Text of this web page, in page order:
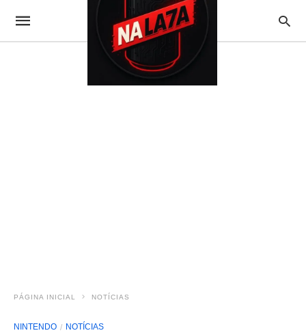
PÁGINA INICIAL NOTÍCIAS
NINTENDO NOTÍCIAS